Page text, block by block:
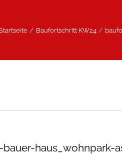
Baufortschritt KW24
haus_wohnpark-